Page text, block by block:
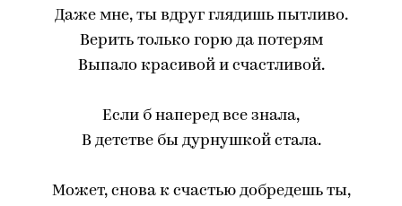
Даже мне, ты вдруг глядишь пытливо.
Верить только горю да потерям
Выпало красивой и счастливой.
Если б наперед все знала,
В детстве бы дурнушкой стала.
Может, снова к счастью добредешь ты,